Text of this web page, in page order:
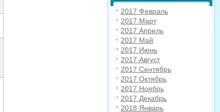
2017 Февраль
2017 Март
2017 Апрель
2017 Май
2017 Июнь
2017 Август
2017 Сентябрь
2017 Октябрь
2017 Ноябрь
2017 Декабрь
2018 Январь